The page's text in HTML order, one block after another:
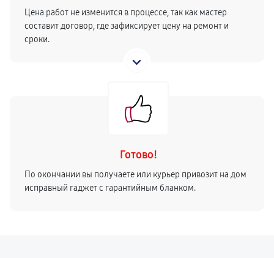
Цена работ не изменится в процессе, так как мастер
составит договор, где зафиксирует цену на ремонт и
сроки.
Готово!
По окончании вы получаете или курьер привозит на дом
исправный гаджет с гарантийным бланком.